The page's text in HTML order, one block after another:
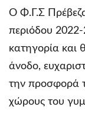
Ο Φ.Γ.Σ
περιόδου
κατηγορία και
άνοδο,
την προσφορά
χώρους του